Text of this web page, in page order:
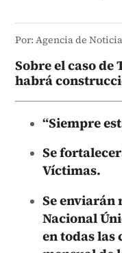
Por: Agencia de
Sobre el caso
habrá
“Siempre
Se
Víctimas.
Se enviarán
Nacional
en todas las